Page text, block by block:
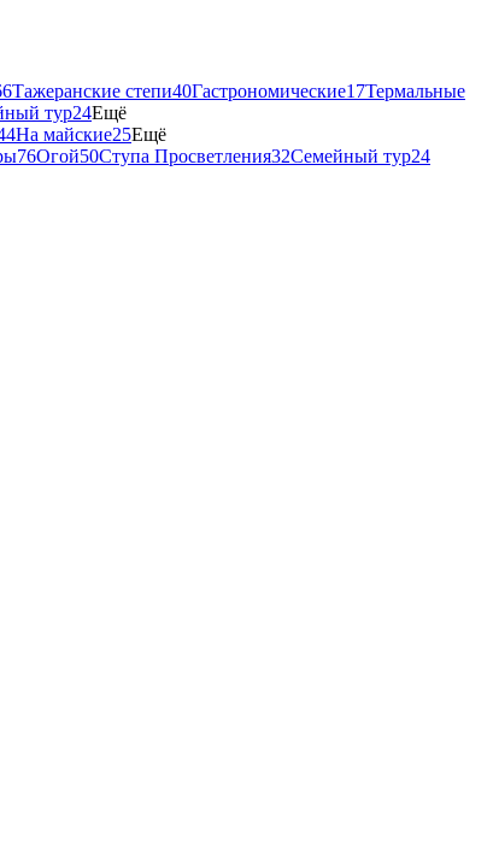
Тажеранские степи40Гастрономические17Термальные
тур24Ещё
На майские25Ещё
76Огой50Ступа Просветления32Семейный тур24